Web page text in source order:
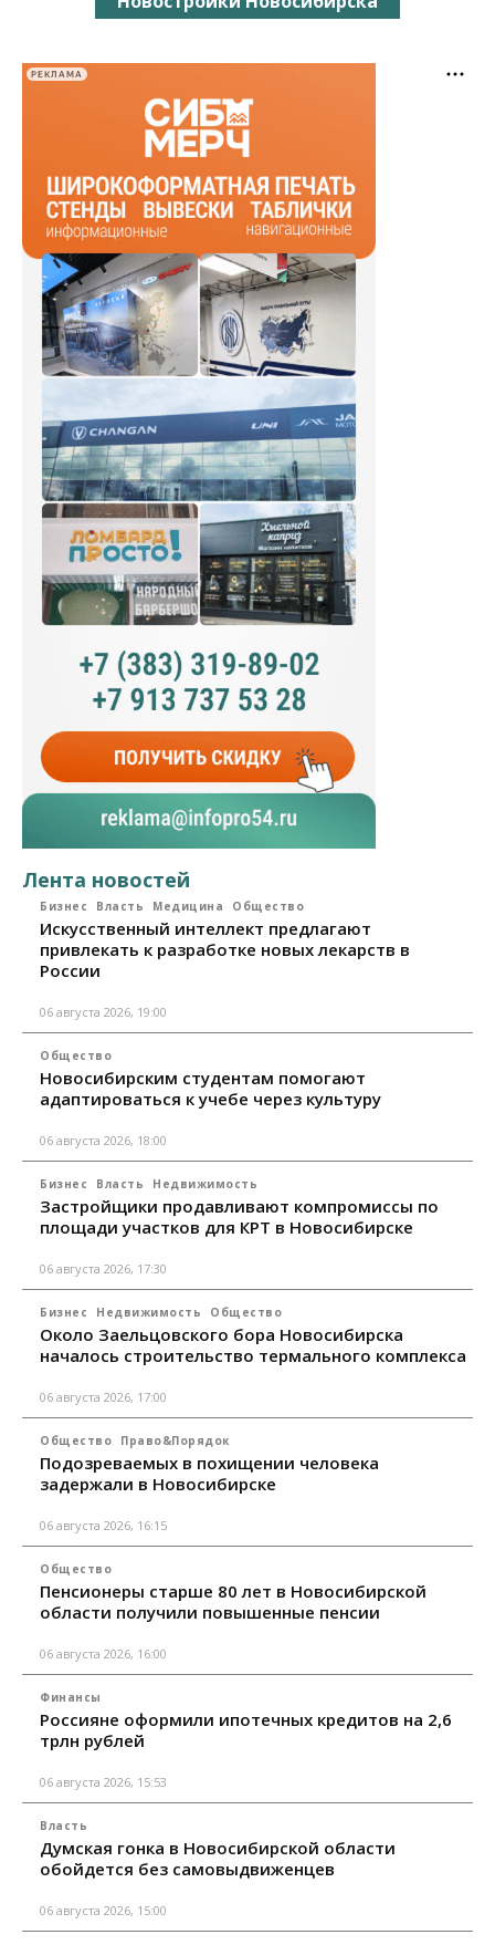
РЕКЛАМА
Лента новостей
Бизнес Власть Медицина Общество
Искусственный интеллект предлагают
привлекать к разработке новых лекарств в
России
06 августа 2026, 19:00
Общество
Новосибирским студентам помогают
адаптироваться к учебе через культуру
06 августа 2026, 18:00
Бизнес Власть Недвижимость
Застройщики продавливают компромиссы по
площади участков для КРТ в Новосибирске
06 августа 2026, 17:30
Бизнес Недвижимость Общество
Около Заельцовского бора Новосибирска
началось строительство термального комплекса
06 августа 2026, 17:00
Общество Право&Порядок
Подозреваемых в похищении человека
задержали в Новосибирске
06 августа 2026, 16:15
Общество
Пенсионеры старше 80 лет в Новосибирской
области получили повышенные пенсии
06 августа 2026, 16:00
Финансы
Россияне оформили ипотечных кредитов на 2,6
трлн рублей
06 августа 2026, 15:53
Власть
Думская гонка в Новосибирской области
обойдется без самовыдвиженцев
06 августа 2026, 15:00